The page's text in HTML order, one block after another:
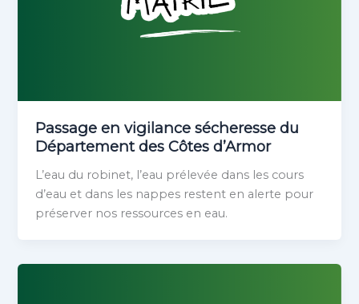
Passage en vigilance sécheresse du
Département des Côtes d’Armor
L’eau du robinet, l’eau prélevée dans les cours
d’eau et dans les nappes restent en alerte pour
préserver nos ressources en eau.